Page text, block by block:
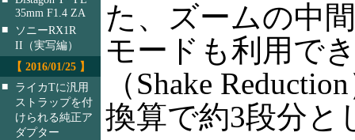
35mm F1.4 ZA
■
ソニーRX1R
II（実写編）
【 2016/01/25 】
■
ライカTに汎用
ストラップを付
けられる純正ア
ダプター
た、ズームの中
モードも利用で
（Shake
換算で約3段分と